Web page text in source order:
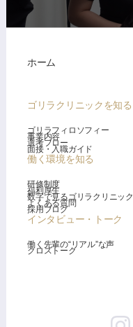
ホーム
ゴリラクリニックを知る
ゴリラフィロソフィー
事業内容
選考フロー
面接・入職ガイド
働く環境を知る
研修制度
福利厚生
数字で見るゴリラクリニック
よくある質問
採用ブログ
インタビュー・トーク
働く先輩の“リアル”な声
クロストーク